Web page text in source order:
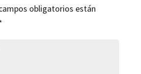
obligatorios están